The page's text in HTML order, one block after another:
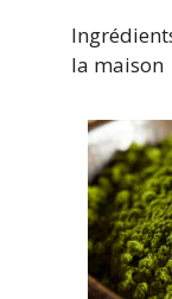
la maison